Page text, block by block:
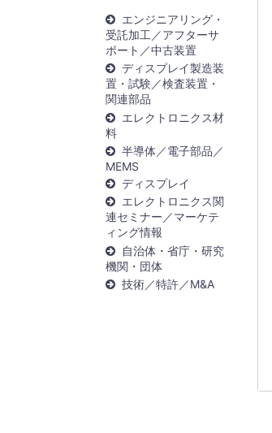
エンジニアリング・
受託加工／アフターサ
ポート／中古装置
ディスプレイ製造装
置・試験／検査装置・
関連部品
エレクトロニクス材
料
半導体／電子部品／
MEMS
ディスプレイ
エレクトロニクス関
連セミナー／マーケテ
ィング情報
自治体・省庁・研究
機関・団体
技術／特許／M&A